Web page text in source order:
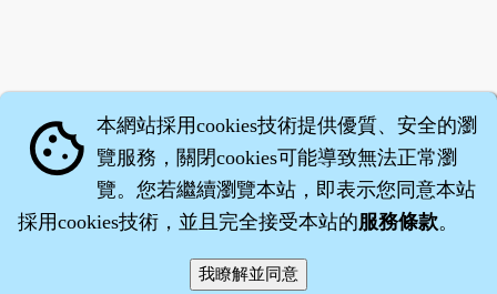
‧沈藥子©2008～2026
cookie 本網站採用cookies技術提供優質、安全的瀏
覽服務，關閉cookies可能導致無法正常瀏
覽。您若繼續瀏覽本站，即表示您同意本站
採用cookies技術，並且完全接受本站的服務條款。